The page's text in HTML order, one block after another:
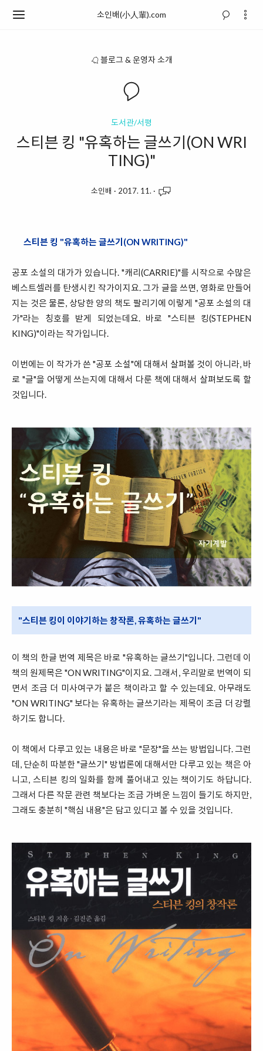
소인배(小人輩).com
블로그 & 운영자 소개
도서관/서평
스티븐 킹 "유혹하는 글쓰기(ON WRI
TING)"
소인배 · 2017. 11. ·
스티븐 킹 "유혹하는 글쓰기(ON WRITING)"
공포 소설의 대가가 있습니다. "캐리(CARRIE)"를 시작으로 수많은
베스트셀러를 탄생시킨 작가이지요. 그가 글을 쓰면, 영화로 만들어
지는 것은 물론, 상당한 양의 책도 팔리기에 이렇게 "공포 소설의 대
가"라는 칭호를 받게 되었는데요. 바로 "스티븐 킹(STEPHEN
KING)"이라는 작가입니다.
이번에는 이 작가가 쓴 "공포 소설"에 대해서 살펴볼 것이 아니라, 바
로 "글"을 어떻게 쓰는지에 대해서 다룬 책에 대해서 살펴보도록 할
것입니다.
"스티븐 킹이 이야기하는 창작론, 유혹하는 글쓰기"
이 책의 한글 번역 제목은 바로 "유혹하는 글쓰기"입니다. 그런데 이
책의 원제목은 "ON WRITING"이지요. 그래서, 우리말로 번역이 되
면서 조금 더 미사여구가 붙은 책이라고 할 수 있는데요. 아무래도
"ON WRITING" 보다는 유혹하는 글쓰기라는 제목이 조금 더 강렬
하기도 합니다.
이 책에서 다루고 있는 내용은 바로 "문장"을 쓰는 방법입니다. 그런
데, 단순히 따분한 "글쓰기" 방법론에 대해서만 다루고 있는 책은 아
니고, 스티븐 킹의 일화를 함께 풀어내고 있는 책이기도 하답니다.
그래서 다른 작문 관련 책보다는 조금 가벼운 느낌이 들기도 하지만,
그래도 충분히 "핵심 내용"은 담고 있디고 볼 수 있을 것입니다.